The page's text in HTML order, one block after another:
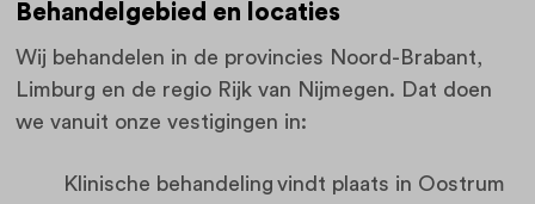
Behandelgebied en locaties
Wij behandelen in de provincies Noord-Brabant,
Limburg en de regio Rijk van Nijmegen. Dat doen
we vanuit onze vestigingen in:
Klinische behandeling vindt plaats in Oostrum